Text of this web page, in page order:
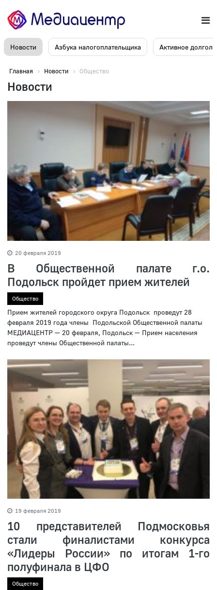
Новости Азбука налогоплательщика Активное
Главная Новости Общество
Новости
20 февраля 2019
В Общественной палате г.о.
Подольск пройдет прием жителей
Общество
Прием жителей городского округа Подольск проведут 28
февраля 2019 года члены Подольской Общественной палаты
МЕДИАЦЕНТР — 20 февраля, Подольск — Прием населения
проведут члены Общественной палаты...
19 февраля 2019
10 представителей Подмосковья
стали финалистами конкурса
«Лидеры России» по итогам 1-го
полуфинала в ЦФО
Общество